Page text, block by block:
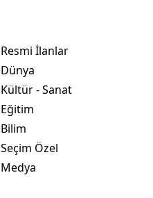
Resmi İlanlar
Dünya
Kültür - Sanat
Eğitim
Bilim
Seçim Özel
Medya